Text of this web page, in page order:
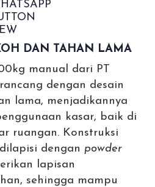
DAN TAHAN LAMA
manual dari PT
dengan desain
lama, menjadikannya
kasar, baik di
ruangan. Konstruksi
dengan powder
lapisan
sehingga mampu